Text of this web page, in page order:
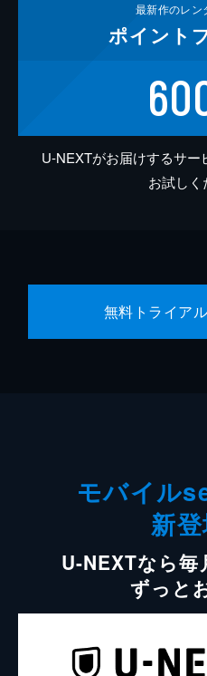
最新作のレン
ポイント
U-NEXTがお届けするサー
お試しく
無料トライア
モバイル
新登
U-NEXTなら
ずっと